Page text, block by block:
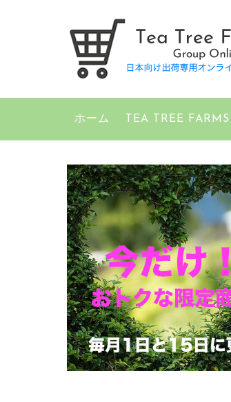
ホーム TEA TREE FARMS